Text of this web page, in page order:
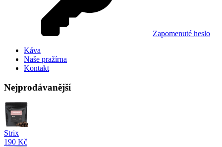
Zapomenuté heslo
Káva
Naše pražírna
Kontakt
Nejprodávanější
Strix
190 Kč